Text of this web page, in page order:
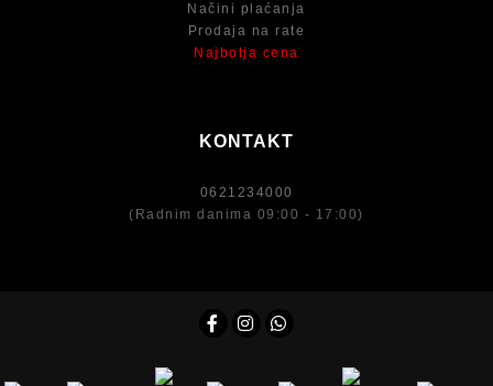
Načini plaćanja
Prodaja na rate
Najbolja cena
KONTAKT
0621234000
(Radnim danima 09:00 - 17:00)